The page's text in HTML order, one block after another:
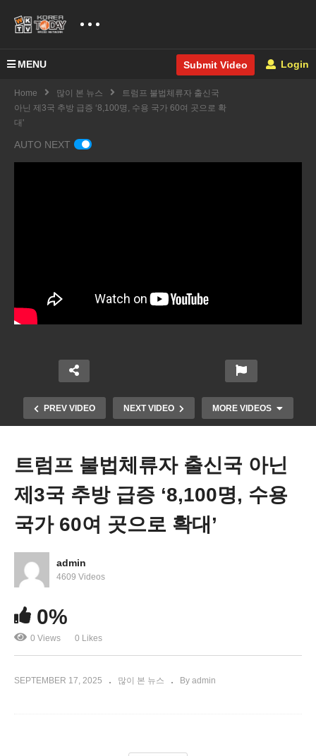
MENU Submit Video Login
Home 많이 본 뉴스
트럼프 불법체류자 출신국
아닌 제3국 추방 급증 ‘8,100명, 수용 국가 60여 곳으로 확
대'
AUTO NEXT
PREV VIDEO NEXT VIDEO MORE VIDEOS
미국 기준금리 올 들어 첫 0.25 포인트 내렸다, 올해
두 번 연속 더 인하 예고
트럼프 불법체류자 출신국 아닌
제3국 추방 급증 ‘8,100명, 수용
국가 60여 곳으로 확대’
admin
4609 Videos
0%
0 Views 0 Likes
SEPTEMBER 17, 2025 많이 본 뉴스 By admin